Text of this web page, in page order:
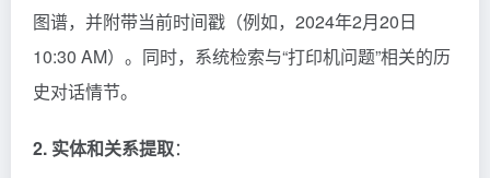
图谱，并附带当前时间戳（例如，2024年2月20日
10:30 AM）。同时，系统检索与“打印机问题”相关的历
史对话情节。
2. 实体和关系提取：